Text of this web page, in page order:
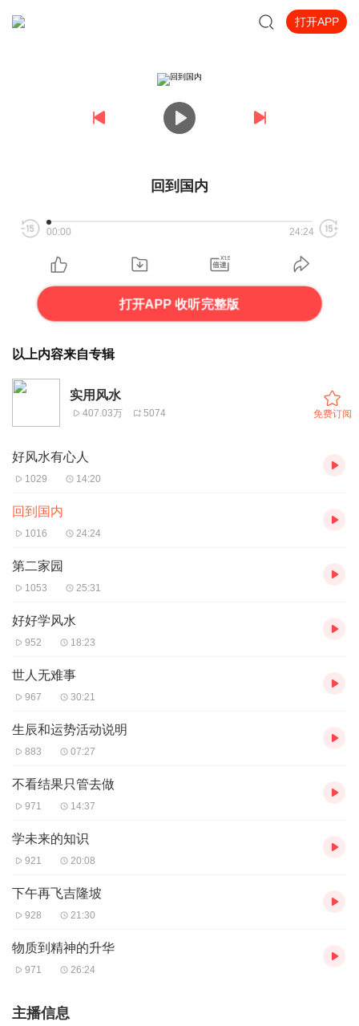
打开APP
回到国内
00:00 24:24
打开APP 收听完整版
以上内容来自专辑
实用风水
407.03万 5074 免费订阅
好风水有心人
1029 14:20
回到国内
1016 24:24
第二家园
1053 25:31
好好学风水
952 18:23
世人无难事
967 30:21
生辰和运势活动说明
883 07:27
不看结果只管去做
971 14:37
学未来的知识
921 20:08
下午再飞吉隆坡
928 21:30
物质到精神的升华
971 26:24
主播信息